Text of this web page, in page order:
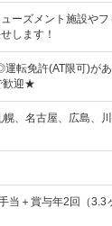
ューズメント施設や
します！
運転免許(AT限可)が
歓迎★
幌、名古屋、広島、
当＋賞与年2回（